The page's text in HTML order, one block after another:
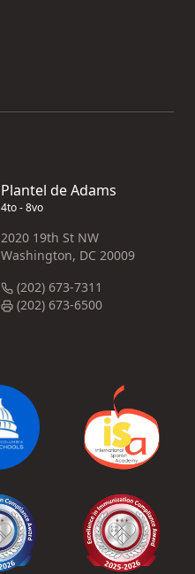
Plantel de Adams
4to - 8vo
2020 19th St NW
Washington, DC 20009
(202) 673-7311
(202) 673-6500